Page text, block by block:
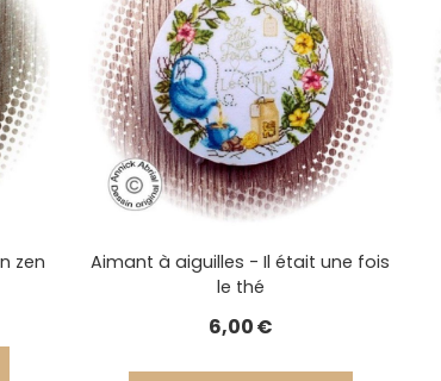
zen
Aimant à aiguilles - Il était une fois
le thé
6,00€